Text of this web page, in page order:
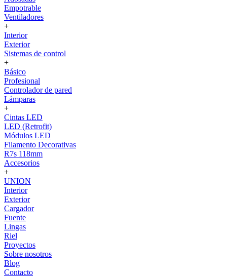
Empotrable
Ventiladores
+
Interior
Exterior
Sistemas de control
+
Básico
Profesional
Controlador de pared
Lámparas
+
Cintas LED
LED (Retrofit)
Módulos LED
Filamento Decorativas
R7s 118mm
Accesorios
+
UNION
Interior
Exterior
Cargador
Fuente
Lingas
Riel
Proyectos
Sobre nosotros
Blog
Contacto